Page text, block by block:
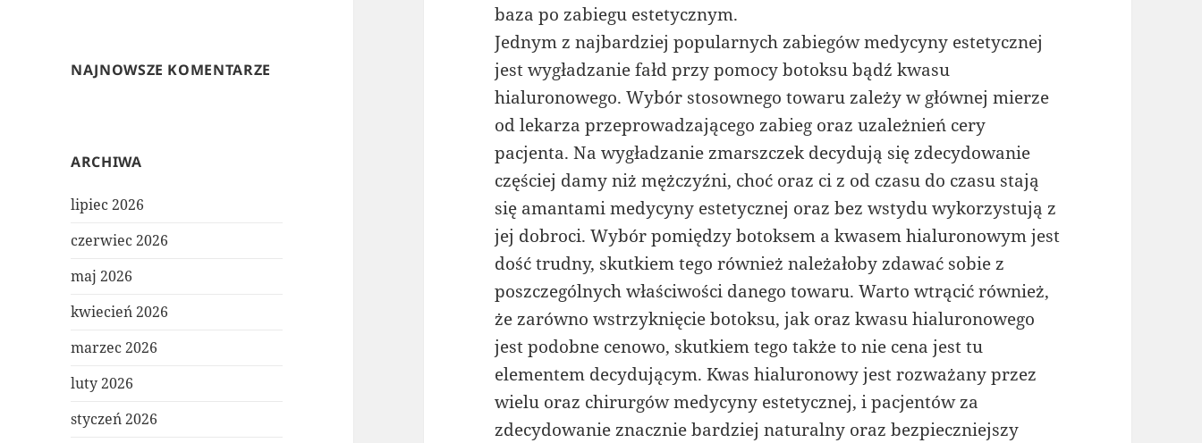
NAJNOWSZE KOMENTARZE
ARCHIWA
lipiec 2026
czerwiec 2026
maj 2026
kwiecień 2026
marzec 2026
luty 2026
styczeń 2026
baza po zabiegu estetycznym.
Jednym z najbardziej popularnych zabiegów medycyny estetycznej
jest wygładzanie fałd przy pomocy botoksu bądź kwasu
hialuronowego. Wybór stosownego towaru zależy w głównej mierze
od lekarza przeprowadzającego zabieg oraz uzależnień cery
pacjenta. Na wygładzanie zmarszczek decydują się zdecydowanie
częściej damy niż mężczyźni, choć oraz ci z od czasu do czasu stają
się amantami medycyny estetycznej oraz bez wstydu wykorzystują z
jej dobroci. Wybór pomiędzy botoksem a kwasem hialuronowym jest
dość trudny, skutkiem tego również należałoby zdawać sobie z
poszczególnych właściwości danego towaru. Warto wtrącić również,
że zarówno wstrzyknięcie botoksu, jak oraz kwasu hialuronowego
jest podobne cenowo, skutkiem tego także to nie cena jest tu
elementem decydującym. Kwas hialuronowy jest rozważany przez
wielu oraz chirurgów medycyny estetycznej, i pacjentów za
zdecydowanie znacznie bardziej naturalny oraz bezpieczniejszy